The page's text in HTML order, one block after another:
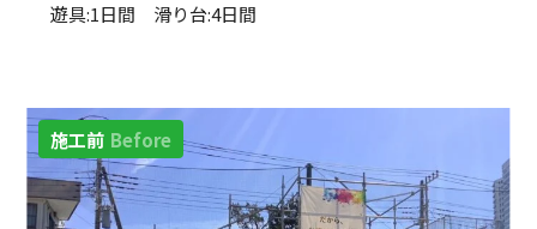
遊具:1日間 滑り台:4日間
施工前 Before